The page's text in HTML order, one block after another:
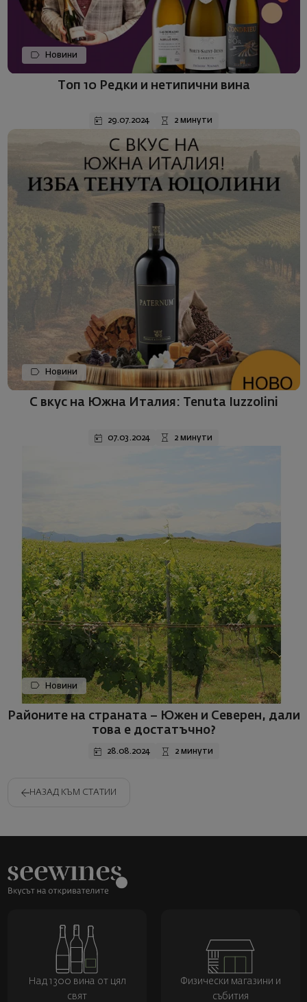
Новини
Топ 10 Редки и нетипични вина
29.07.2024 2 минути
Новини
С вкус на Южна Италия: Tenuta Iuzzolini
07.03.2024 2 минути
Новини
Районите на страната – Южен и Северен, дали
това е достатъчно?
28.08.2024 2 минути
НАЗАД КЪМ СТАТИИ
Над 1300 вина от цял
свят
Физически магазини и
събития